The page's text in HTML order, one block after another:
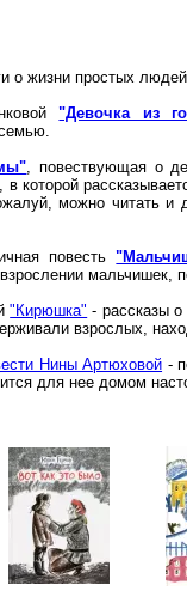
о жизни простых
"Девочка из
, повествующая о
которой
можно читать
повесть
"Кирюшка" - рассказы
взрослых,
Нины Артюховой -
для нее домом